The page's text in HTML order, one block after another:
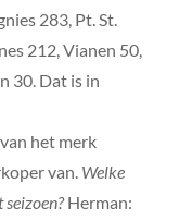
283, Pt. St.
212, Vianen 50,
30. Dat is in
het merk
van. Welke
Herman: